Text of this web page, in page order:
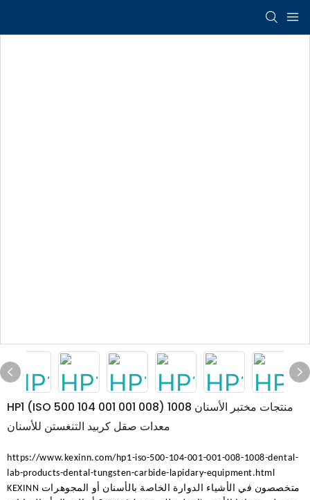
HP1 (ISO 500 104 001 001 008) 1008 منتجات مختبر الأسنان
معدات صقل كربيد التنغستن للأسنان
https://www.kexinn.com/hp1-iso-500-104-001-001-008-1008-dental-
lab-products-dental-tungsten-carbide-lapidary-equipment.html
KEXINN متخصصون في الأشياء الدوارة الخاصة بالأسنان أو المجوهرات